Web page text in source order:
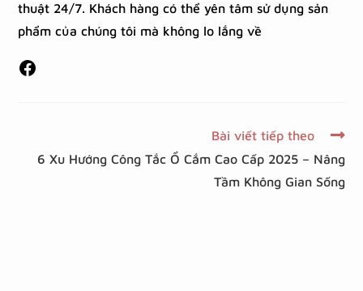
thuật 24/7. Khách hàng có thể yên tâm sử dụng sản
phẩm của chúng tôi mà không lo lắng về
Bài viết tiếp theo
6 Xu Hướng Công Tắc Ổ Cắm Cao Cấp 2025 – Nâng
Tầm Không Gian Sống